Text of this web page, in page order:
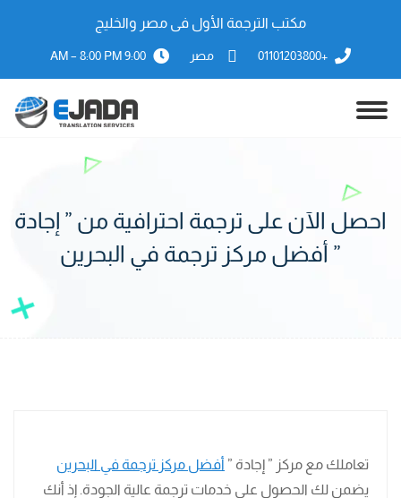
مكتب الترجمة الأول فى مصر والخليج
+01101203800 مصر 9:00 AM – 8:00 PM
احصل الآن على ترجمة احترافية من ” إجادة
” أفضل مركز ترجمة في البحرين
تعاملك مع مركز ” إجادة ” أفضل مركز ترجمة في البحرين
يضمن لك الحصول على خدمات ترجمة عالية الجودة. إذ أنك